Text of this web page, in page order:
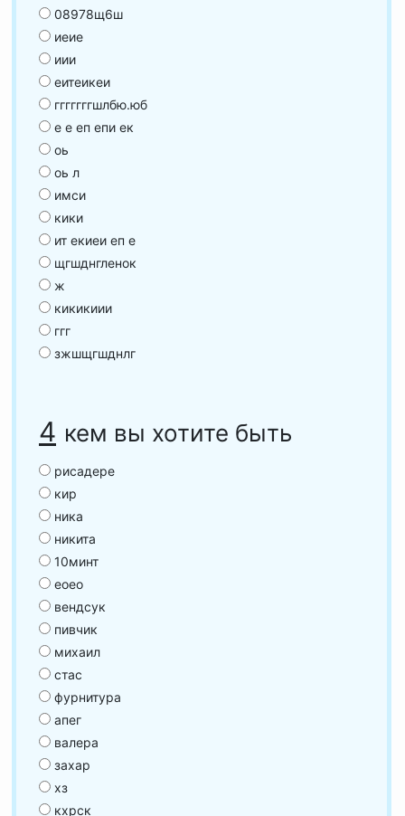
08978щ6ш
иеие
иии
еитеикеи
гггггггшлбю.юб
е е еп епи ек
оь
оь л
имси
кики
ит екиеи еп е
щгшднгленок
ж
кикикиии
ггг
зжшщгшднлг
4 кем вы хотите быть
рисадере
кир
ника
никита
10минт
еоео
вендсук
пивчик
михаил
стас
фурнитура
апег
валера
захар
хз
кхрск